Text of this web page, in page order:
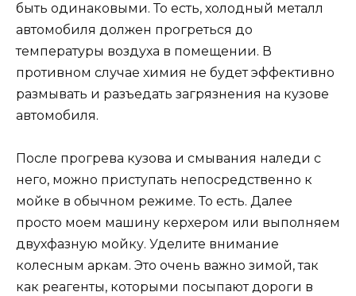
быть одинаковыми. То есть, холодный металл
автомобиля должен прогреться до
температуры воздуха в помещении. В
противном случае химия не будет эффективно
размывать и разъедать загрязнения на кузове
автомобиля.
После прогрева кузова и смывания наледи с
него, можно приступать непосредственно к
мойке в обычном режиме. То есть. Далее
просто моем машину керхером или выполняем
двухфазную мойку. Уделите внимание
колесным аркам. Это очень важно зимой, так
как реагенты, которыми посыпают дороги в